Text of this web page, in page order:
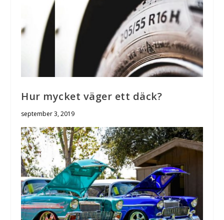
Hur mycket väger ett däck?
september 3, 2019